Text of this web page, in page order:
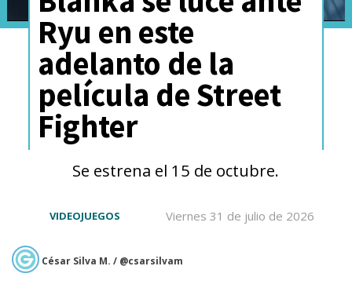
Ryu en este
adelanto de la
película de Street
Fighter
Se estrena el 15 de octubre.
Viernes 31 de julio de 2026
VIDEOJUEGOS
César Silva M. / @csarsilvam